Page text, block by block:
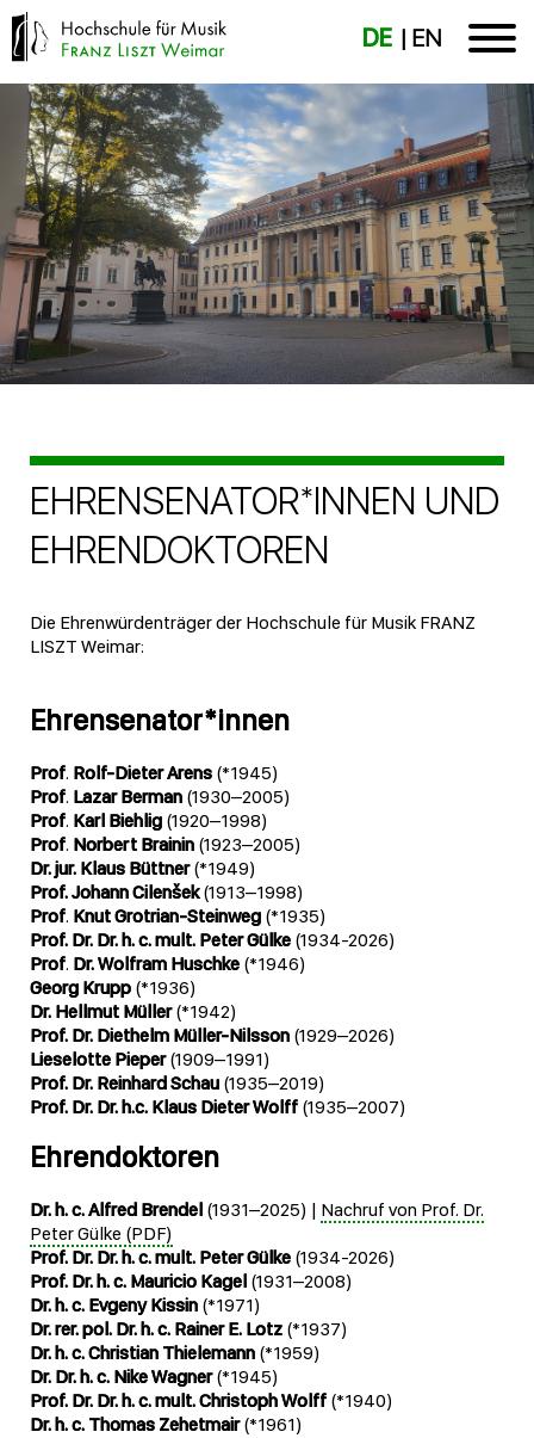
DE EN
EHRENSENATOR*INNEN UND
EHRENDOKTOREN
Die Ehrenwürdenträger der Hochschule für Musik FRANZ
LISZT Weimar:
Ehrensenator*innen
Prof. Rolf-Dieter Arens (*1945)
Prof. Lazar Berman (1930–2005)
Prof. Karl Biehlig (1920–1998)
Prof. Norbert Brainin (1923–2005)
Dr. jur. Klaus Büttner(*1949)
Prof. Johann Cilenšek(1913–1998)
Prof. Knut Grotrian-Steinweg (*1935)
Prof. Dr. Dr. h. c. mult. Peter Gülke (1934-2026)
Prof. Dr. Wolfram Huschke (*1946)
Georg Krupp (*1936)
Dr. Hellmut Müller(*1942)
Prof. Dr. Diethelm Müller-Nilsson (1929–2026)
Lieselotte Pieper(1909–1991)
Prof. Dr. Reinhard Schau (1935–2019)
Prof. Dr. Dr. h.c. Klaus Dieter Wolff (1935–2007)
Ehrendoktoren
Dr. h. c. Alfred Brendel (1931–2025) | Nachruf von Prof. Dr.
Peter Gülke (PDF)
Prof. Dr. Dr. h. c. mult. Peter Gülke (1934-2026)
Prof. Dr. h. c. Mauricio Kagel (1931–2008)
Dr. h. c. Evgeny Kissin (*1971)
Dr. rer. pol. Dr. h. c. Rainer E. Lotz (*1937)
Dr. h. c. Christian Thielemann (*1959)
Dr. Dr. h. c. Nike Wagner(*1945)
Prof. Dr. Dr. h. c. mult. Christoph Wolff (*1940)
Dr. h. c. Thomas Zehetmair(*1961)